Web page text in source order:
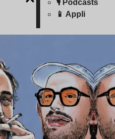
🎙️ Podcasts
📱 Appli